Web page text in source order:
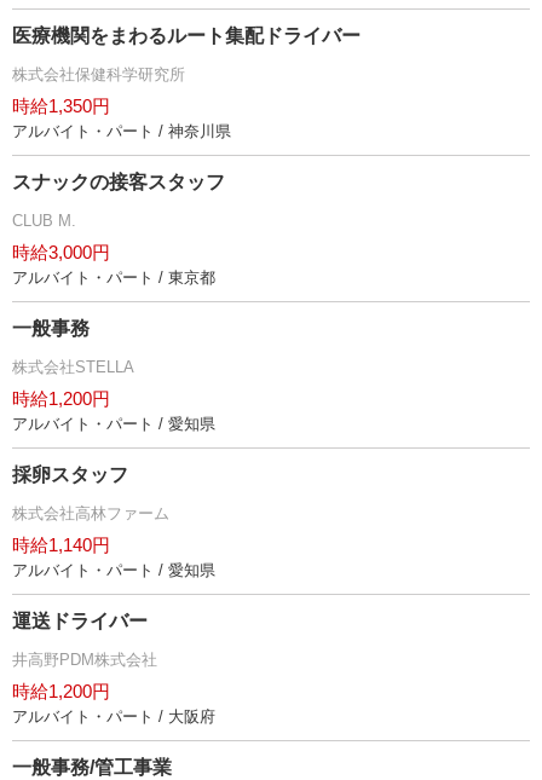
医療機関をまわるルート集配ドライバー
株式会社保健科学研究所
時給1,350円
アルバイト・パート / 神奈川県
スナックの接客スタッフ
CLUB M.
時給3,000円
アルバイト・パート / 東京都
一般事務
株式会社STELLA
時給1,200円
アルバイト・パート / 愛知県
採卵スタッフ
株式会社高林ファーム
時給1,140円
アルバイト・パート / 愛知県
運送ドライバー
井高野PDM株式会社
時給1,200円
アルバイト・パート / 大阪府
一般事務/管工事業